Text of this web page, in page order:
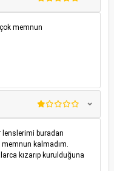
memnun
lenslerimi buradan
kalmadım.
kızarıp kurulduğuna